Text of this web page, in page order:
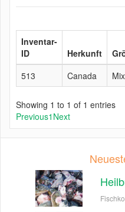
Inventar-
ID
Herkunft
513
Canada Mix
Showing 1 to 1 of 1 entries
Previous1 Next